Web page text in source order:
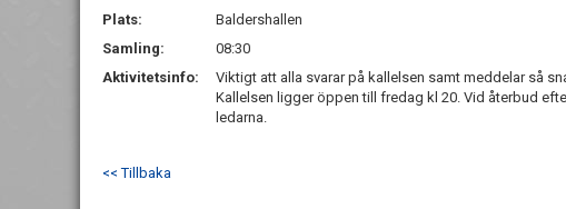
Plats:
Baldershallen
Samling:
08:30
Aktivitetsinfo:
Viktigt att alla svarar på kallelsen samt meddelar så
Kallelsen ligger öppen till fredag kl 20. Vid återbud
ledarna.
<< Tillbaka